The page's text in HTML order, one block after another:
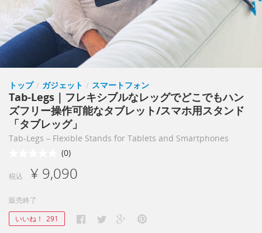
トップ / ガジェット / スマートフォン
Tab‐Legs｜フレキシブルなレッグでどこでもハン
ズフリー操作可能なタブレット/スマホ用スタンド
「タブレッグ」
Tab-Legs – Flexible Stands for Tablets and Smartphones
(0)
税込 ¥ 9,090
販売終了
いいね！ 291